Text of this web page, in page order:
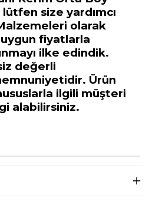
size yardımcı
olarak
fiyatlarla
ilke edindik.
değerli
Ürün
ilgili müşteri
alabilirsiniz.